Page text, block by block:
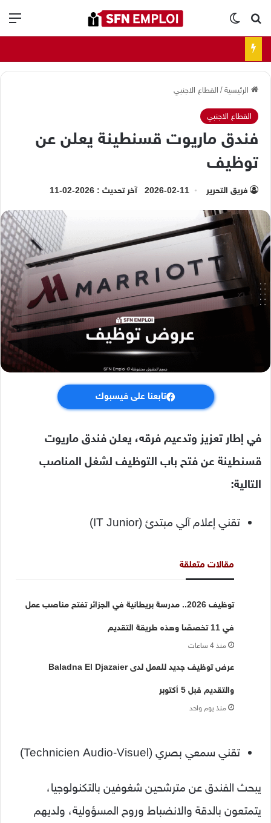
بحث عنالوضع المظلم
الرئيسية/ القطاع الاجنبي
القطاع الاجنبي
فندق ماريوت قسنطينة يعلن عن
توظيف
فريق التحرير 2026-02-11 آخر تحديث : 2026-02-11
تابعنا على فيسبوك
في إطار تعزيز وتدعيم فرقه، يعلن فندق ماريوت
قسنطينة عن فتح باب التوظيف لشغل المناصب
التالية:
تقني إعلام آلي مبتدئ (IT Junior)
مقالات متعلقة
توظيف 2026.. مدرسة بريطانية في الجزائر تفتح مناصب عمل
في 11 تخصصًا وهذه طريقة التقديم
منذ 4 ساعات
عرض توظيف جديد للعمل لدى Baladna El Djazaier
والتقديم قبل 5 أكتوبر
منذ يوم واحد
تقني سمعي بصري (Technicien Audio-Visuel)
يبحث الفندق عن مترشحين شغوفين بالتكنولوجيا،
يتمتعون بالدقة والانضباط وروح المسؤولية، ولديهم